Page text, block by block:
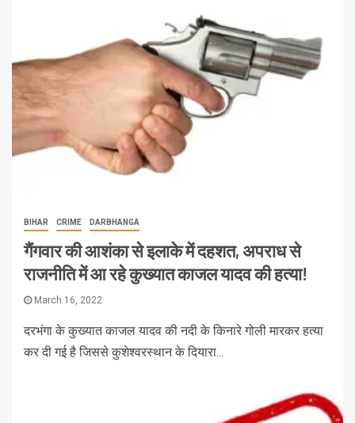
BIHAR CRIME DARBHANGA
गैंगवार की आशंका से इलाके में दहशत, अपराध से
राजनीति में आ रहे कुख्यात काजल यादव की हत्या!
March 16, 2022
दरभंगा के कुख्यात काजल यादव की नदी के किनारे गोली मारकर हत्या
कर दी गई है जिससे कुशेश्वरस्थान के दियारा...